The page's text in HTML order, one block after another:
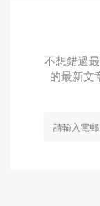
不想錯過
的最新文